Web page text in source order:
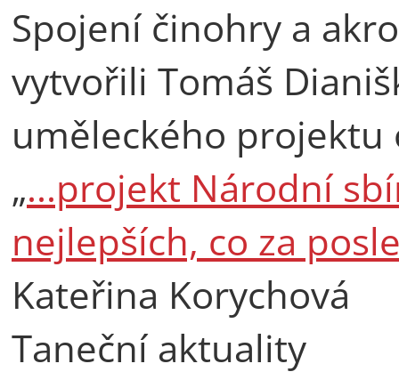
Spojení činohry a
vytvořili Tomáš
uměleckého projektu
„...projekt Národní
nejlepších, co za
Kateřina Korychová
Taneční aktuality